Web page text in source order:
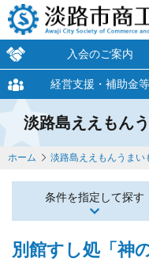
入会のご案内
経営支援・補助金等
淡路島ええもん
ホーム 淡路島ええもんうまい
条件を指定して探す
別館すし処「神